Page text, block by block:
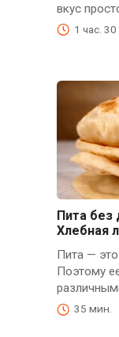
вкус
1 час. 30
Пита без
Хлебная
Пита — это
Поэтому
35 мин.